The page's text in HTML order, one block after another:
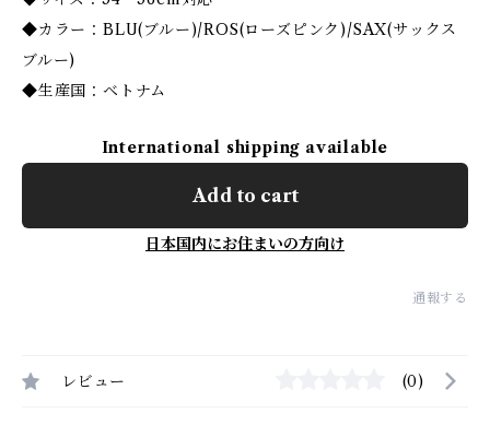
◆カラー：BLU(ブルー)/ROS(ローズピンク)/SAX(サックス
ブルー)
◆生産国：ベトナム
International shipping available
Add to cart
日本国内にお住まいの方向け
通報する
レビュー (0)